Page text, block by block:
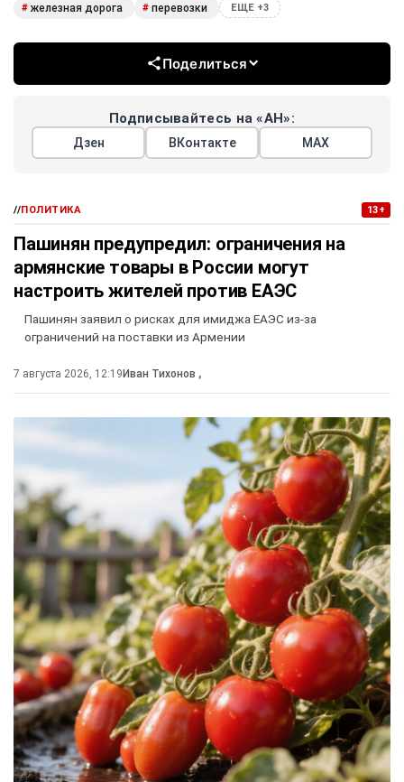
# железная дорога # перевозки ЕЩЕ +3
Поделиться
Подписывайтесь на «АН»:
Дзен ВКонтакте МАХ
//ПОЛИТИКА 13+
Пашинян предупредил: ограничения на
армянские товары в России могут
настроить жителей против ЕАЭС
Пашинян заявил о рисках для имиджа ЕАЭС из-за
ограничений на поставки из Армении
7 августа 2026, 12:19Иван Тихонов ,